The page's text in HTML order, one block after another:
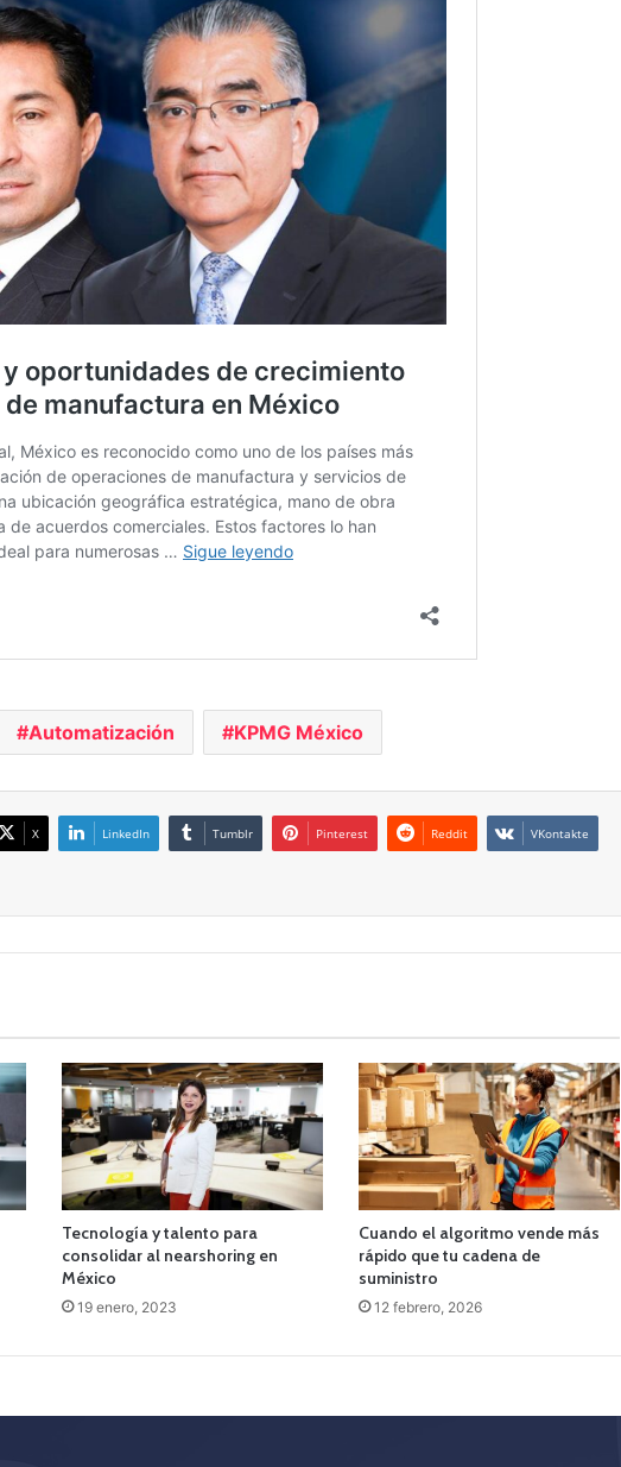
Automatización KPMG México
X LinkedIn Tumblr Pinterest Reddit VKontakte
Tecnología y talento para
consolidar al nearshoring en
México
19 enero, 2023
Cuando el algoritmo vende más
rápido que tu cadena de
suministro
12 febrero, 2026